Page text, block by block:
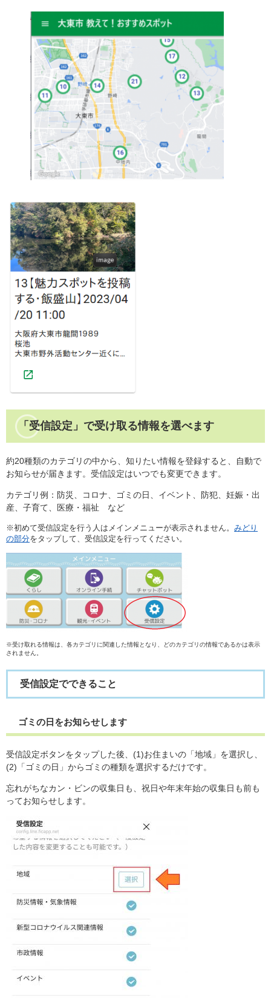
「受信設定」で受け取る情報を選べます
​約20種類のカテゴリの中から、知りたい情報を登録すると、自動で
お知らせが届きます。受信設定はいつでも変更できます。
カテゴリ例：防災、コロナ、ゴミの日、イベント、防犯、妊娠・出
産、子育て、医療・福祉 など
※初めて受信設定を行う人はメインメニューが表示されません。 みどり
の部分をタップして、受信設定を行ってください。
※受け取れる情報は、各カテゴリに関連した情報となり、どのカテゴリの情報であるかは表示
されません。
受信設定でできること
ゴミの日をお知らせします
受信設定ボタンをタップした後、(1)お住まいの「地域」を選択し、
(2)「ゴミの日」からゴミの種類を選択するだけです。
忘れがちなカン・ビンの収集日も、祝日や年末年始の収集日も前も
ってお知らせします。